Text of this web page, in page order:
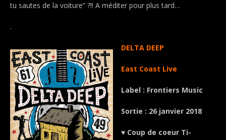
tu sautes de la voiture” ?!! A méditer pour plus tard…
.
DELTA DEEP
East Coast Live
Label : Frontiers Music
Sortie : 26 janvier 2018
♥ Coup de coeur Ti-